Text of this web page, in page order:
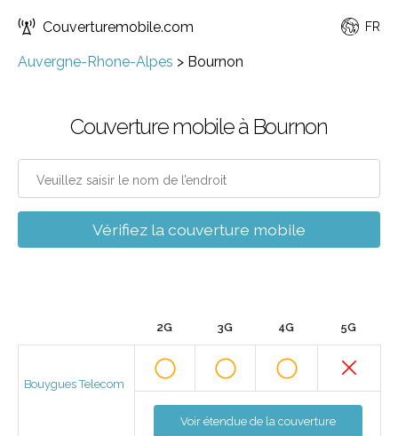
Couverturemobile.com FR
Auvergne-Rhone-Alpes > Bournon
Couverture mobile à Bournon
Vérifiez la couverture mobile
2G 3G 4G 5G
Bouygues Telecom
Voir étendue de la couverture